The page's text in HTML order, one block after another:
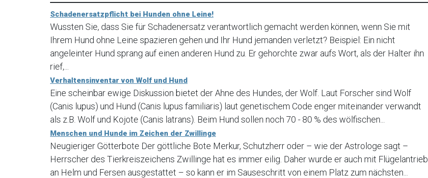
Schadenersatzpflicht bei Hunden ohne Leine!
Wussten Sie, dass Sie für Schadenersatz verantwortlich gemacht werden können, wenn Sie mit
Ihrem Hund ohne Leine spazieren gehen und Ihr Hund jemanden verletzt? Beispiel: Ein nicht
angeleinter Hund sprang auf einen anderen Hund zu. Er gehorchte zwar aufs Wort, als der Halter ihn
rief,...
Verhaltensinventar von Wolf und Hund
Eine scheinbar ewige Diskussion bietet der Ahne des Hundes, der Wolf. Laut Forscher sind Wolf
(Canis lupus) und Hund (Canis lupus familiaris) laut genetischem Code enger miteinander verwandt
als z.B. Wolf und Kojote (Canis latrans). Beim Hund sollen noch 70 - 80 % des wölfischen...
Menschen und Hunde im Zeichen der Zwillinge
Neugieriger Götterbote Der göttliche Bote Merkur, Schutzherr oder – wie der Astrologe sagt –
Herrscher des Tierkreiszeichens Zwillinge hat es immer eilig. Daher wurde er auch mit Flügelantrieb
an Helm und Fersen ausgestattet – so kann er im Sauseschritt von einem Platz zum nächsten...